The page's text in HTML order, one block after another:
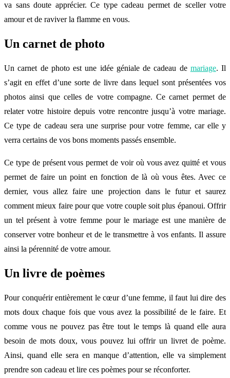
va sans doute apprécier. Ce type cadeau permet de sceller votre
amour et de raviver la flamme en vous.
Un carnet de photo
Un carnet de photo est une idée géniale de cadeau de mariage. Il
s’agit en effet d’une sorte de livre dans lequel sont présentées vos
photos ainsi que celles de votre compagne. Ce carnet permet de
relater votre histoire depuis votre rencontre jusqu’à votre mariage.
Ce type de cadeau sera une surprise pour votre femme, car elle y
verra certains de vos bons moments passés ensemble.
Ce type de présent vous permet de voir où vous avez quitté et vous
permet de faire un point en fonction de là où vous êtes. Avec ce
dernier, vous allez faire une projection dans le futur et saurez
comment mieux faire pour que votre couple soit plus épanoui. Offrir
un tel présent à votre femme pour le mariage est une manière de
conserver votre bonheur et de le transmettre à vos enfants. Il assure
ainsi la pérennité de votre amour.
Un livre de poèmes
Pour conquérir entièrement le cœur d’une femme, il faut lui dire des
mots doux chaque fois que vous avez la possibilité de le faire. Et
comme vous ne pouvez pas être tout le temps là quand elle aura
besoin de mots doux, vous pouvez lui offrir un livret de poème.
Ainsi, quand elle sera en manque d’attention, elle va simplement
prendre son cadeau et lire ces poèmes pour se réconforter.